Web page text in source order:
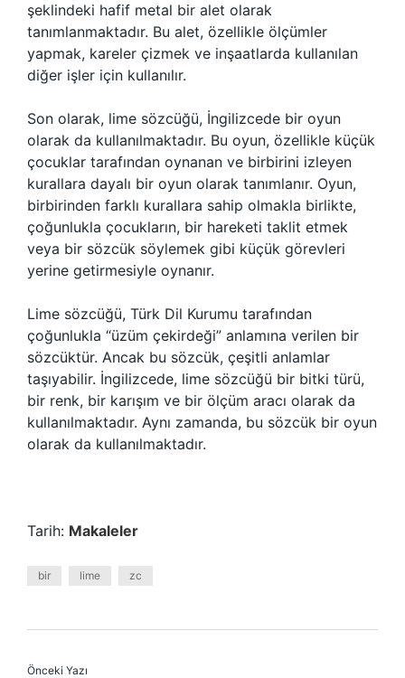
şeklindeki hafif metal bir alet olarak
tanımlanmaktadır. Bu alet, özellikle ölçümler
yapmak, kareler çizmek ve inşaatlarda kullanılan
diğer işler için kullanılır.
Son olarak, lime sözcüğü, İngilizcede bir oyun
olarak da kullanılmaktadır. Bu oyun, özellikle küçük
çocuklar tarafından oynanan ve birbirini izleyen
kurallara dayalı bir oyun olarak tanımlanır. Oyun,
birbirinden farklı kurallara sahip olmakla birlikte,
çoğunlukla çocukların, bir hareketi taklit etmek
veya bir sözcük söylemek gibi küçük görevleri
yerine getirmesiyle oynanır.
Lime sözcüğü, Türk Dil Kurumu tarafından
çoğunlukla “üzüm çekirdeği” anlamına verilen bir
sözcüktür. Ancak bu sözcük, çeşitli anlamlar
taşıyabilir. İngilizcede, lime sözcüğü bir bitki türü,
bir renk, bir karışım ve bir ölçüm aracı olarak da
kullanılmaktadır. Aynı zamanda, bu sözcük bir oyun
olarak da kullanılmaktadır.
Tarih: Makaleler
bir lime zc
Önceki Yazı